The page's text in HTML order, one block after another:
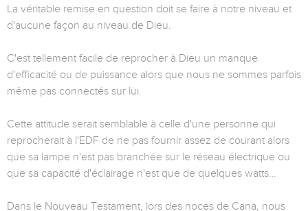
La véritable remise en question doit se faire à notre niveau et
d'aucune façon au niveau de Dieu.
C'est tellement facile de reprocher à Dieu un manque
d'efficacité ou de puissance alors que nous ne sommes parfois
même pas connectés sur lui.
Cette attitude serait semblable à celle d'une personne qui
reprocherait à l'EDF de ne pas fournir assez de courant alors
que sa lampe n'est pas branchée sur le réseau électrique ou
que sa capacité d'éclairage n'est que de quelques watts…
Dans le Nouveau Testament, lors des noces de Cana, nous